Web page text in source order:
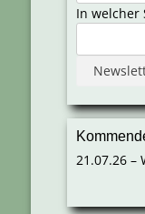
In welcher
21.07.26 –